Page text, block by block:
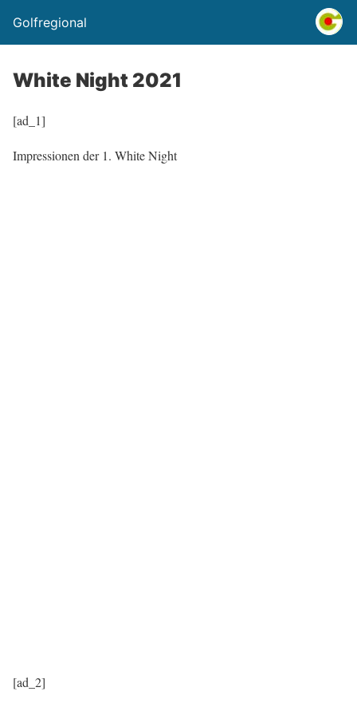
Golfregional
White Night 2021
[ad_1]
Impressionen der 1. White Night
[ad_2]